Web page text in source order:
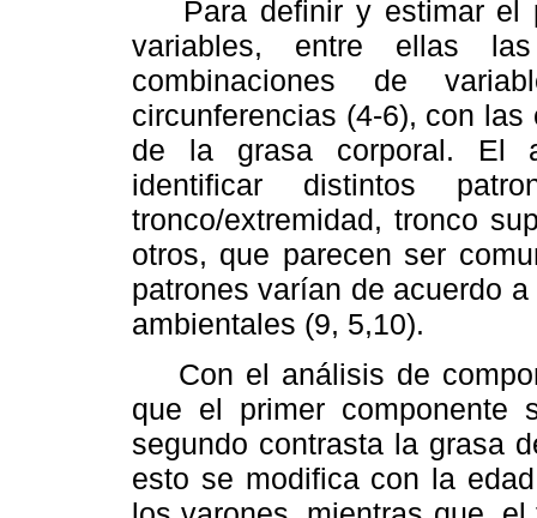
Para definir y estimar el
variables, entre ellas
combinaciones de
circunferencias (4-6), con
de la grasa corporal. El
identificar distintos
tronco/extremidad, tronco
otros, que parecen ser
patrones varían de acuerdo
ambientales (9, 5,10).
Con el análisis de
que el primer
segundo contrasta la grasa
esto se modifica con la